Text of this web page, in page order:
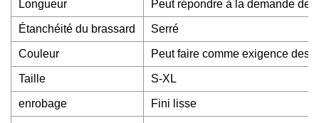
Longueur Peut répondre à la demande
Étanchéité du brassard Serré
Couleur Peut faire comme exigence des
Taille S-XL
enrobage Fini lisse